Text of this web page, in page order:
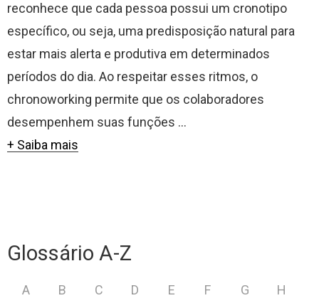
reconhece que cada pessoa possui um cronotipo
específico, ou seja, uma predisposição natural para
estar mais alerta e produtiva em determinados
períodos do dia. Ao respeitar esses ritmos, o
chronoworking permite que os colaboradores
desempenhem suas funções ...
+ Saiba mais
Glossário A-Z
A B C D E F G
H